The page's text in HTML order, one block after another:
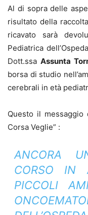
Al di sopra delle
risultato della
ricavato sarà
Pediatrica
Dott.ssa Assunta
borsa di studio
cerebrali in età
Questo il
Corsa Veglie” :
ANCORA
CORSO IN
PICCOLI